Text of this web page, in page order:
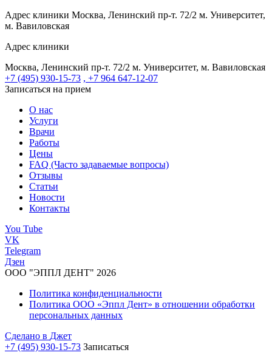
Адрес клиники Москва, Ленинский пр-т. 72/2 м. Университет,
м. Вавиловская
Адрес клиники
Москва, Ленинский пр-т. 72/2 м. Университет, м. Вавиловская
+7 (495) 930-15-73 , +7 964 647-12-07
Записаться на прием
О нас
Услуги
Врачи
Работы
Цены
FAQ (Часто задаваемые вопросы)
Отзывы
Статьи
Новости
Контакты
You Tube
VK
Telegram
Дзен
ООО "ЭППЛ ДЕНТ" 2026
Политика конфиденциальности
Политика ООО «Эппл Дент» в отношении обработки
персональных данных
Сделано в Джет
+7 (495) 930-15-73 Записаться